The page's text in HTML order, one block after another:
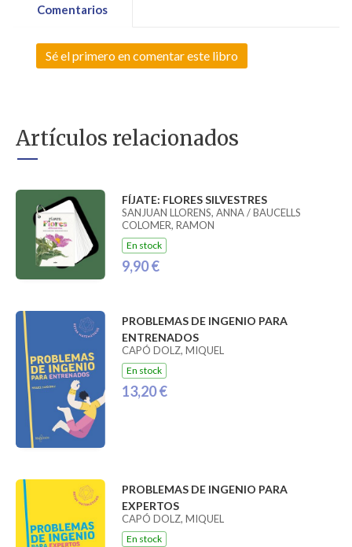
Comentarios
Sé el primero en comentar este libro
Artículos relacionados
FÍJATE: FLORES SILVESTRES
SANJUAN LLORENS, ANNA / BAUCELLS
COLOMER, RAMON
En stock
9,90 €
PROBLEMAS DE INGENIO PARA
ENTRENADOS
CAPÓ DOLZ, MIQUEL
En stock
13,20 €
PROBLEMAS DE INGENIO PARA
EXPERTOS
CAPÓ DOLZ, MIQUEL
En stock